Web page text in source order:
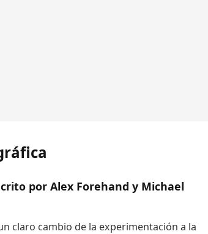
por Alex Forehand y Michael
claro cambio de la experimentación a la